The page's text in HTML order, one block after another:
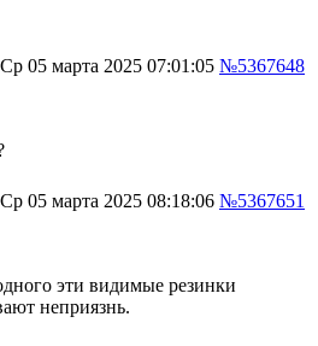
Ср 05 марта 2025 07:01:05 №5367648
Ср 05 марта 2025 08:18:06 №5367651
эти видимые резинки
неприязнь.